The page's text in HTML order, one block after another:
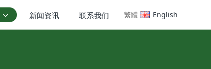
新闻资讯 联系我们 繁體 English